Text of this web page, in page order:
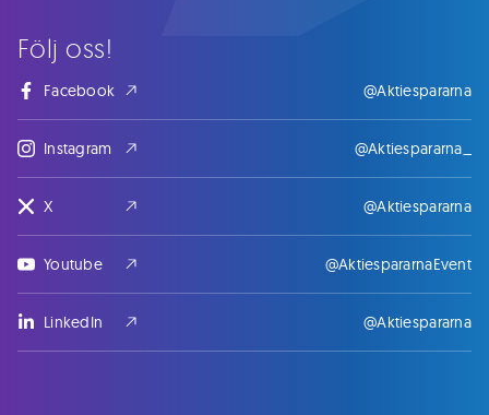
Följ oss!
Facebook @Aktiespararna
Instagram @Aktiespararna_
X @Aktiespararna
Youtube @AktiespararnaEvent
LinkedIn @Aktiespararna